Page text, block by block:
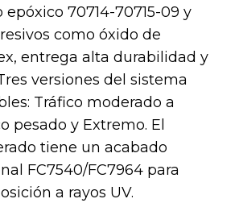
epóxico 70714-70715-09 y
como óxido de
entrega alta durabilidad y
versiones del sistema
Tráfico moderado a
pesado y Extremo. El
tiene un acabado
FC7540/FC7964 para
a rayos UV.